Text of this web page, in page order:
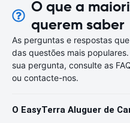
O que a
querem saber
As perguntas e respostas
das questões mais
sua pergunta, consulte as
ou contacte-nos.
O EasyTerra Aluguer de